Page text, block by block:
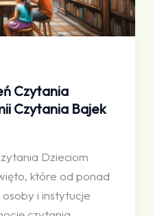
Czytania
Czytania Bajek
Dzieciom
które od ponad
i instytucje